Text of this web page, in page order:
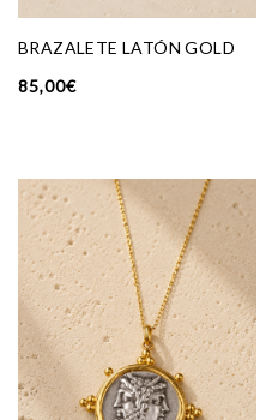
BRAZALETE LATÓN GOLD
85,00€